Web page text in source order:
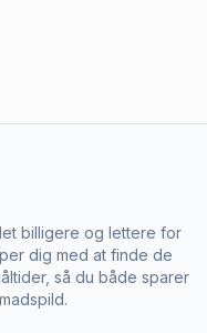
billigere og lettere for
dig med at finde de
så du både sparer